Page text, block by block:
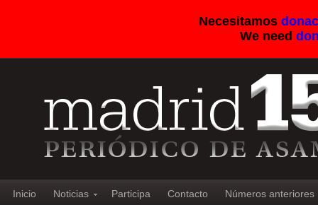
Necesitamos
We need
Inicio Noticias Participa Contacto Números anteriores